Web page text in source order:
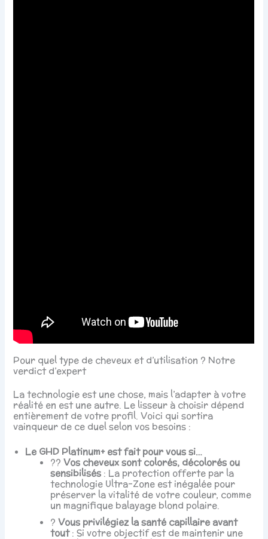
Pour quel type de cheveux et d’utilisation ? Notre
verdict d’expert
La technologie est une chose, mais l’adapter à votre
réalité en est une autre. Le lisseur à choisir dépend
entièrement de votre profil. Voici qui sortira
vainqueur de ce duel selon vos besoins :
Le GHD Platinum+ est fait pour vous si…
?‍?Vos cheveux sont colorés, décolorés ou
sensibilisés : La protection offerte par la
technologie Ultra-Zone est inégalée pour
préserver la vitalité de votre couleur, comme
un magnifique balayage blond polaire.
?Vous privilégiez la santé capillaire avant
tout: Si votre objectif est de maintenir une